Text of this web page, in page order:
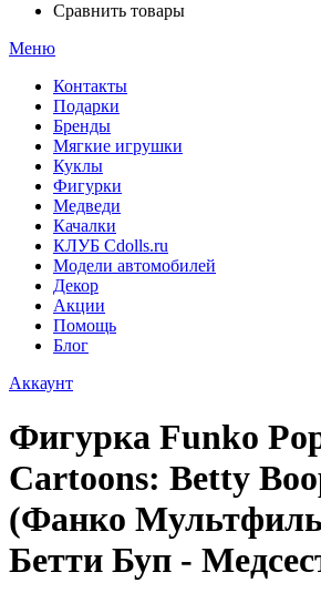
Сравнить товары
Меню
Контакты
Подарки
Бренды
Мягкие игрушки
Куклы
Фигурки
Медведи
Качалки
КЛУБ Cdolls.ru
Модели автомобилей
Декор
Акции
Помощь
Блог
Аккаунт
Фигурка Funko
Cartoons: Betty
(Фанко
Бетти Буп -